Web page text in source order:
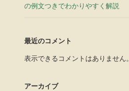
の例文つきでわかりやすく解説
最近のコメント
表示できるコメントはありません。
アーカイブ